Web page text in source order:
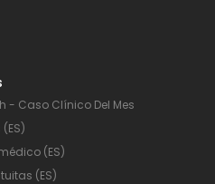
- Caso Clínico Del Mes
(ES)
(ES)